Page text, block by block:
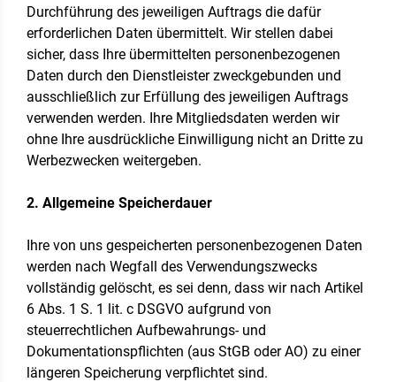
Durchführung des jeweiligen Auftrags die dafür
erforderlichen Daten übermittelt. Wir stellen dabei
sicher, dass Ihre übermittelten personenbezogenen
Daten durch den Dienstleister zweckgebunden und
ausschließlich zur Erfüllung des jeweiligen Auftrags
verwenden werden. Ihre Mitgliedsdaten werden wir
ohne Ihre ausdrückliche Einwilligung nicht an Dritte zu
Werbezwecken weitergeben.
2. Allgemeine Speicherdauer
Ihre von uns gespeicherten personenbezogenen Daten
werden nach Wegfall des Verwendungszwecks
vollständig gelöscht, es sei denn, dass wir nach Artikel
6 Abs. 1 S. 1 lit. c DSGVO aufgrund von
steuerrechtlichen Aufbewahrungs- und
Dokumentationspflichten (aus StGB oder AO) zu einer
längeren Speicherung verpflichtet sind.